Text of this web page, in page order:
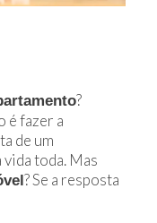
?
é fazer a
de um
toda. Mas
? Se a resposta